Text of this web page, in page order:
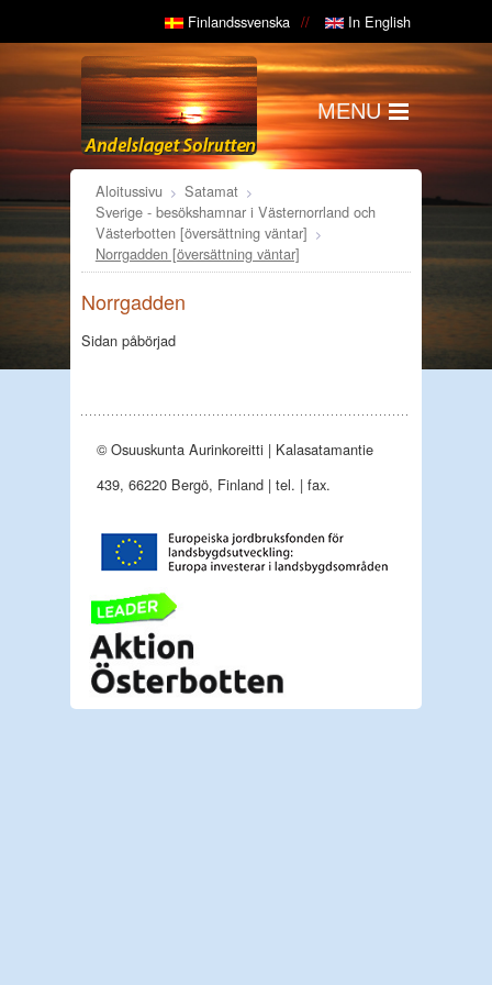
Finlandssvenska In English
MENU
Aloitussivu
Satamat
Sverige - besökshamnar i Västernorrland och
Västerbotten [översättning väntar]
Norrgadden [översättning väntar]
Norrgadden
Sidan påbörjad
© Osuuskunta Aurinkoreitti | Kalasatamantie
439, 66220 Bergö, Finland | tel. | fax.